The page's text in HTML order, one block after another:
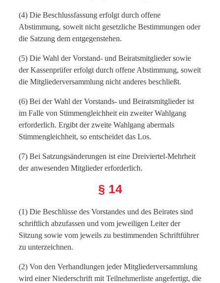
(4) Die Beschlussfassung erfolgt durch offene
Abstimmung, soweit nicht gesetzliche Bestimmungen oder
die Satzung dem entgegenstehen.
(5) Die Wahl der Vorstand- und Beiratsmitglieder sowie
der Kassenprüfer erfolgt durch offene Abstimmung, soweit
die Mitgliederversammlung nicht anderes beschließt.
(6) Bei der Wahl der Vorstands- und Beiratsmitglieder ist
im Falle von Stimmengleichheit ein zweiter Wahlgang
erforderlich. Ergibt der zweite Wahlgang abermals
Stimmengleichheit, so entscheidet das Los.
(7) Bei Satzungsänderungen ist eine Dreiviertel-Mehrheit
der anwesenden Mitglieder erforderlich.
§ 14
(1) Die Beschlüsse des Vorstandes und des Beirates sind
schriftlich abzufassen und vom jeweiligen Leiter der
Sitzung sowie vom jeweils zu bestimmenden Schriftführer
zu unterzeichnen.
(2) Von den Verhandlungen jeder Mitgliederversammlung
wird einer Niederschrift mit Teilnehmerliste angefertigt, die